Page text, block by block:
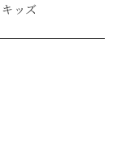
ッズ